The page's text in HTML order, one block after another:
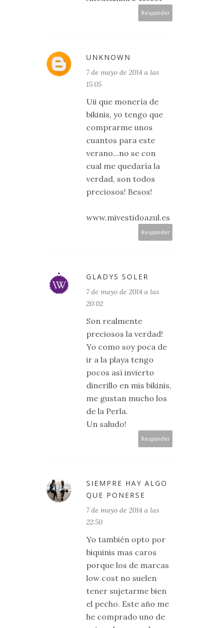
Responder
UNKNOWN
7 de mayo de 2014 a las
15:05
Uii que monería de
bikinis, yo tengo que
comprarme unos
cuantos para este
verano...no se con
cual me quedaría la
verdad, son todos
preciosos! Besos!
www.mivestidoazul.es
Responder
GLADYS SOLER
7 de mayo de 2014 a las
20:02
Son realmente
preciosos la verdad!
Yo como soy poca de
ir a la playa tengo
pocos así invierto
dinerillo en mis bikinis,
me gustan mucho los
de la Perla.
Un saludo!
Responder
SIEMPRE HAY ALGO
QUE PONERSE
7 de mayo de 2014 a las
22:50
Yo también opto por
biquinis mas caros
porque los de marcas
low cost no suelen
tener sujetarme bien
el pecho. Este año me
he comprado uno de